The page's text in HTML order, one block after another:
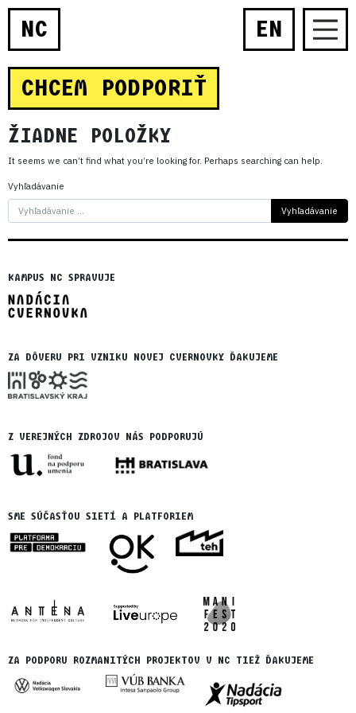
NC EN
CHCEM PODPORIŤ
ŽIADNE POLOŽKY
It seems we can’t find what you’re looking for. Perhaps searching can help.
Vyhľadávanie
KAMPUS NC SPRAVUJE
ZA DÔVERU PRI VZNIKU NOVEJ CVERNOVKY ĎAKUJEME
Z VEREJNÝCH ZDROJOV NÁS PODPORUJÚ
SME SÚČASŤOU SIETÍ A PLATFORIEM
ZA PODPORU ROZMANITÝCH PROJEKTOV V NC TIEŽ ĎAKUJEME